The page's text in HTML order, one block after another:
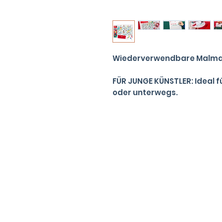
Wiederverwendbare
FÜR JUNGE KÜNSTLER:
oder unterwegs.